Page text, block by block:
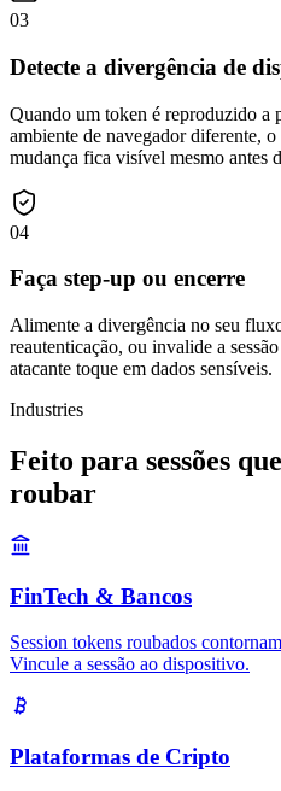
03
Detecte a divergência de
Quando um token é reproduzido a
ambiente de navegador diferente,
mudança fica visível mesmo antes
04
Faça step-up ou encerre
Alimente a divergência no seu
reautenticação, ou invalide a
atacante toque em dados sensíveis.
Industries
Feito para sessões
roubar
FinTech & Bancos
Session tokens roubados
Vincule a sessão ao dispositivo.
Plataformas de Cripto